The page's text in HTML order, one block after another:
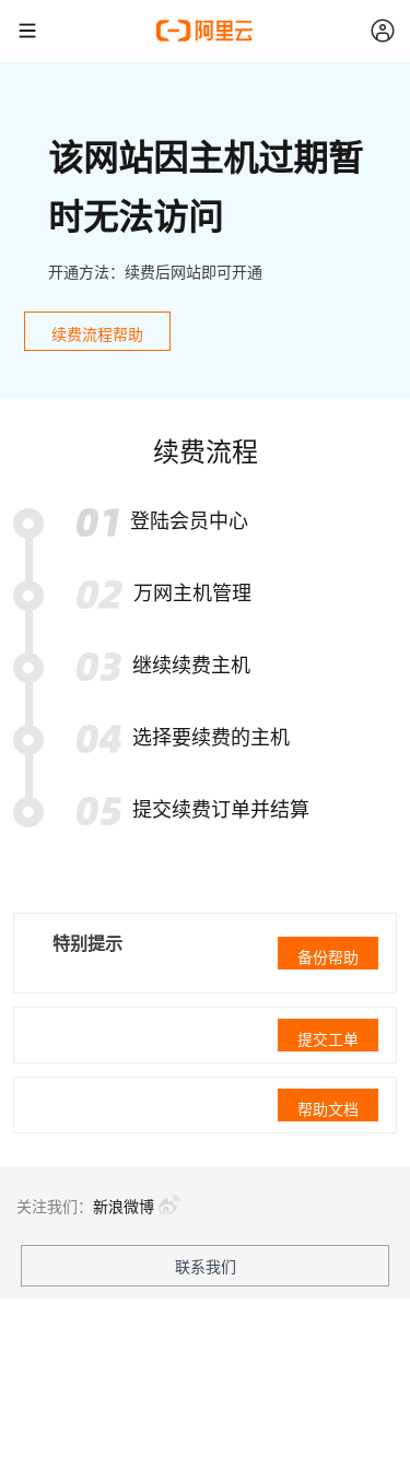
该网站因主机过期暂
时无法访问
开通方法：续费后网站即可开通
续费流程帮助
续费流程
登陆会员中心
万网主机管理
继续续费主机
选择要续费的主机
提交续费订单并结算
特别提示
备份帮助
提交工单
帮助文档